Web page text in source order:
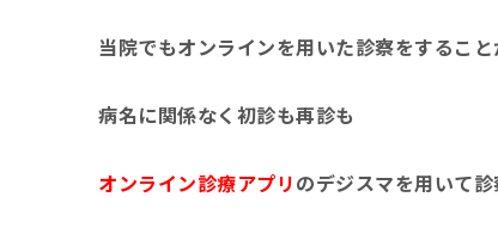
当院でもオンラインを用いた診察をすること
病名に関係なく初診も再診も
オンライン診療アプリのデジスマを用いて診